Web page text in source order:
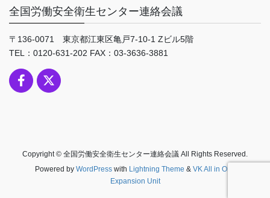
リ
ー
全国労働安全衛生センター連絡会議
〒136-0071 東京都江東区亀戸7-10-1 Zビル5階
TEL：0120-631-202 FAX：03-3636-3881
Copyright © 全国労働安全衛生センター連絡会議 All Rights Reserved.
Powered by WordPresswith Lightning Theme & VK All in One
Expansion Unit